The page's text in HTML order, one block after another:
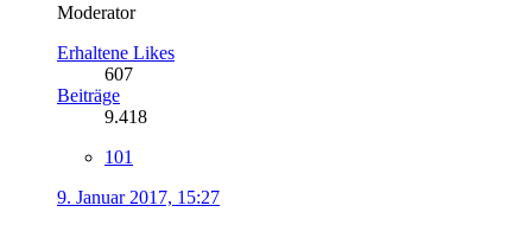
Moderator
Erhaltene Likes
607
Beiträge
9.418
101
9. Januar 2017, 15:27